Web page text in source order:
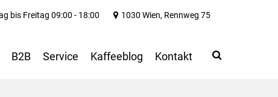
bis Freitag 09:00 - 18:00 1030 Wien, Rennweg 75
B2B Service Kaffeeblog Kontakt Search